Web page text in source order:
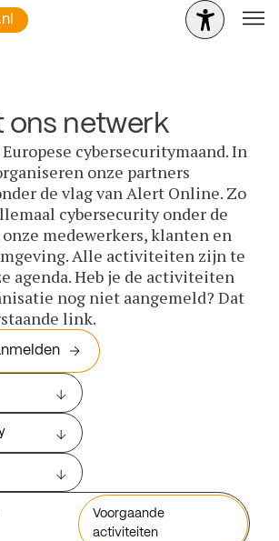
ons netwerk
cybersecuritymaand. In
onze partners
de vlag van Alert Online. Zo
cybersecurity onder de
medewerkers, klanten en
Alle activiteiten zijn te
agenda. Heb je de activiteiten
nog niet aangemeld? Dat
link.
Voorgaande
activiteiten